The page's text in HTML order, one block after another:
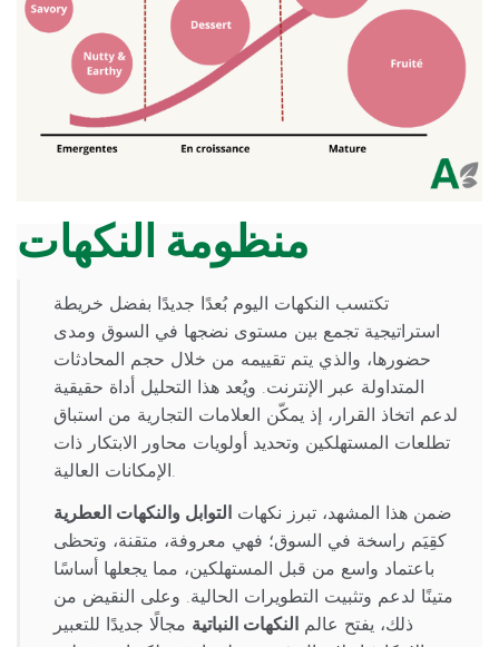
منظومة النكهات
تكتسب النكهات اليوم بُعدًا جديدًا بفضل خريطة
استراتيجية تجمع بين مستوى نضجها في السوق ومدى
حضورها، والذي يتم تقييمه من خلال حجم المحادثات
المتداولة عبر الإنترنت. ويُعد هذا التحليل أداة حقيقية
لدعم اتخاذ القرار، إذ يمكّن العلامات التجارية من استباق
تطلعات المستهلكين وتحديد أولويات محاور الابتكار ذات
ضمن هذا المشهد، تبرز نكهات
التوابل والنكهات العطرية
كقِيَم راسخة في السوق؛ فهي معروفة، متقنة، وتحظى
باعتماد واسع من قبل المستهلكين، مما يجعلها أساسًا
متينًا لدعم وتثبيت التطويرات الحالية. وعلى النقيض من
ذلك، يفتح عالم
النكهات النباتية مجالًا جديدًا للتعبير